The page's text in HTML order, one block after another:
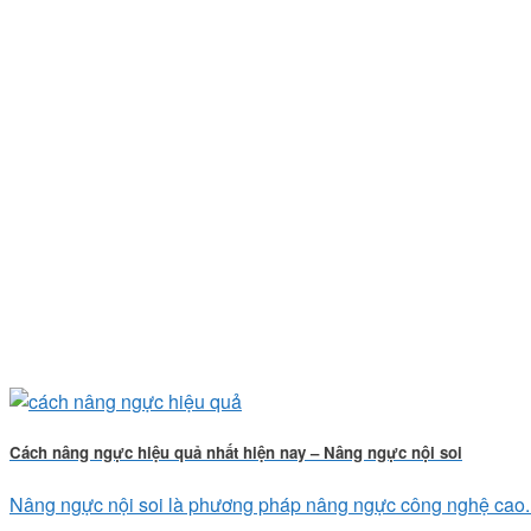
Cách nâng ngực hiệu quả nhất hiện nay – Nâng ngực nội soi
Nâng ngực nội soi là phương pháp nâng ngực công nghệ